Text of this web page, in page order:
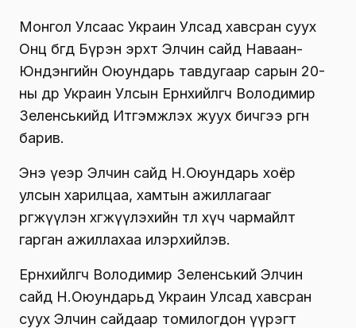
Монгол Улсаас Украин Улсад хавсран суух
Онц бөгөөд Бүрэн эрхт Элчин сайд Наваан-
Юндэнгийн Оюундарь тавдугаар сарын 20-
ны өдөр Украин Улсын Ерөнхийлөгч Володимир
Зеленськийд Итгэмжлэх жуух бичгээ өргөн
барив.
Энэ үеэр Элчин сайд Н.Оюундарь хоёр
улсын харилцаа, хамтын ажиллагааг
өргөжүүлэн хөгжүүлэхийн төлөө хүч чармайлт
гарган ажиллахаа илэрхийлэв.
Ерөнхийлөгч Володимир Зеленський Элчин
сайд Н.Оюундарьд Украин Улсад хавсран
суух Элчин сайдаар томилогдон үүрэгт